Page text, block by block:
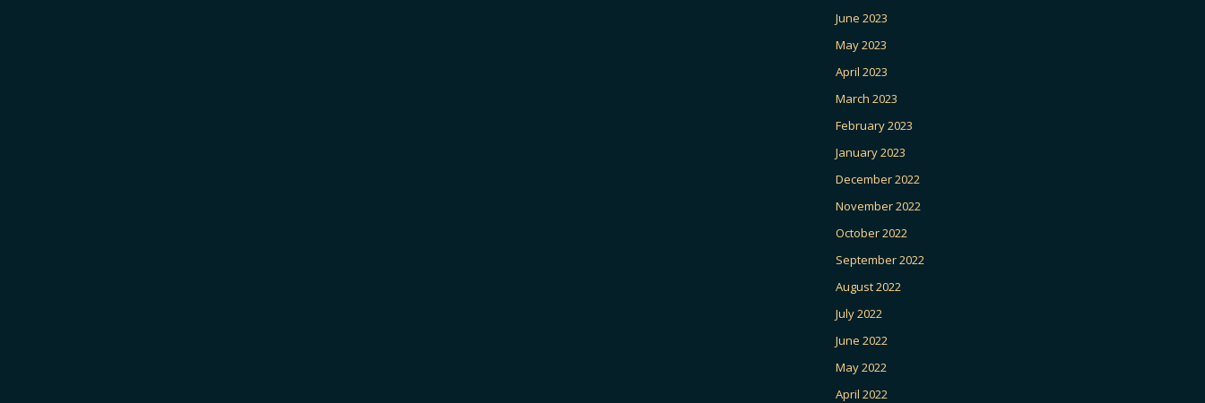
June 2023
May 2023
April 2023
March 2023
February 2023
January 2023
December 2022
November 2022
October 2022
September 2022
August 2022
July 2022
June 2022
May 2022
April 2022